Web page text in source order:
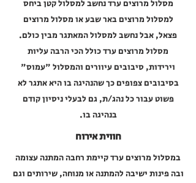
מסלול מרוצים ערד נחשב למסלול קטן ביחס
למסלול מרוצים באר שבע או מסלול מרוצים
פצאל, אבל נחשב למסלול המאתגר מבין כולם.
מסלול מרוצים ערד כולל הכי הרבה עליות
וירידות, סיבובים עיוורים והמסלול "עמוס"
בסיבובים צפופים כך שהנהיגה בו היא אתגר לא
פשוט עבור כל נהג/ת, גם לבעלי ניסיון קודם
בנהיגה בו.
חווית אירוח
במסלול מרוצים ערד קיימת רחבה המתנה עצומה
ובה פינות ישיבה להמתנה או מנוחה, שירותים וגם